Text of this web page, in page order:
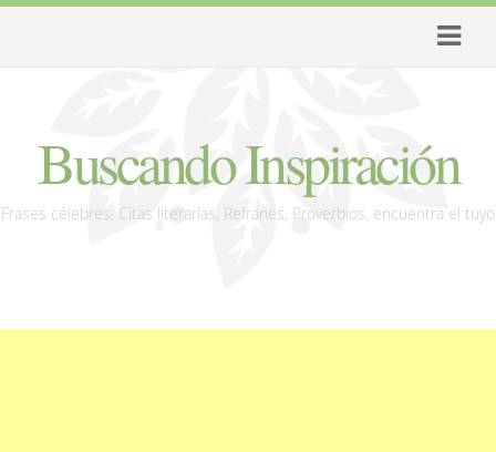
Buscando Inspiración
Frases célebres, Citas literarias, Refranes, Proverbios, encuentra el tuyo